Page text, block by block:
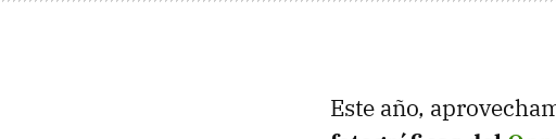
Este año,